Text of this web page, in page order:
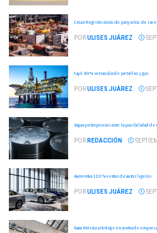
Crean Registro único de proyectos de
PORULISES JUÁREZ
Cayó 4.9 % extracción de petróleo y gas
PORULISES JUÁREZ
Bajan petroprecios ante la posibilidad de
POR REDACCIÓN
Aumentan 11.9 % ventas de autos ligeros
PORULISES JUÁREZ
Gana México arbitraje en contra de